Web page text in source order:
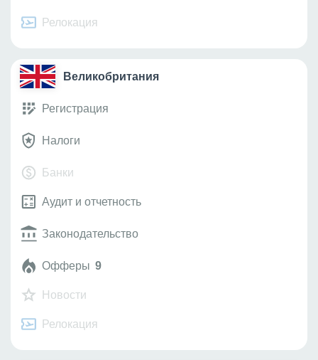
Релокация
Великобритания
Регистрация
Налоги
Банки
Аудит и отчетность
Законодательство
Офферы 9
Новости
Релокация